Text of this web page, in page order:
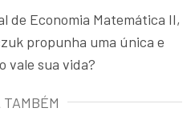
de Economia Matemática II,
propunha uma única e
vale sua vida?